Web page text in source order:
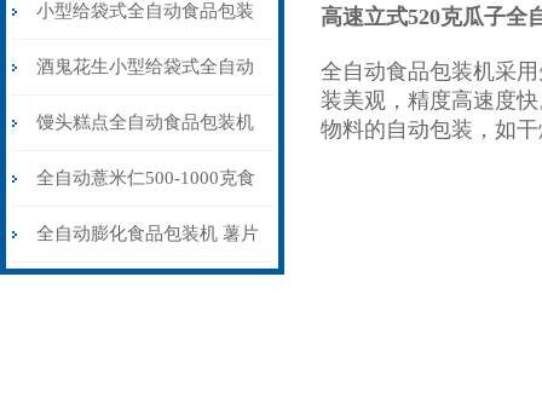
小型给袋式全自动食品包装
机100-1000克
酒鬼花生小型给袋式全自动
食品包装机定制
馒头糕点全自动食品包装机
可充氮气
全自动薏米仁500-1000克食
品包装机设备
全自动膨化食品包装机 薯片
高速立式520克瓜子全
全自动食品包装机采
装美观，精度高速度
物料的自动包装，如